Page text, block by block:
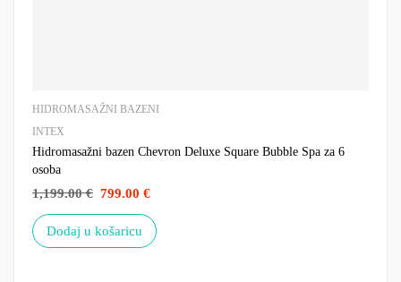
HIDROMASAŽNI BAZENI
INTEX
Hidromasažni bazen Chevron Deluxe Square Bubble Spa za 6
osoba
1,199.00€ 799.00 €
Dodaj u košaricu